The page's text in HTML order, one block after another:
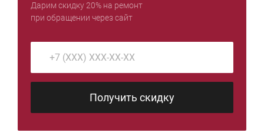
Дарим скидку 20% на ремонт
при обращении через сайт
Получить скидку